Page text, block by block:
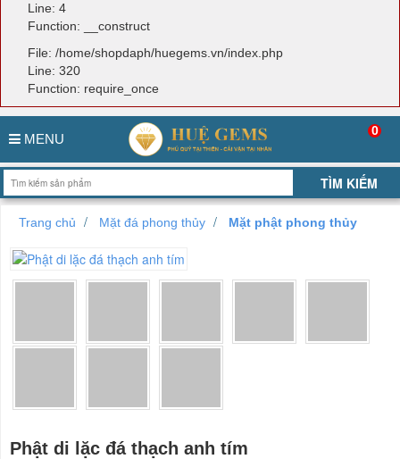
Line: 4
Function: __construct
File: /home/shopdaph/huegems.vn/index.php
Line: 320
Function: require_once
MENU
0
Trang chủ Mặt đá phong thủy Mặt phật phong thủy
Phật di lặc đá thạch anh tím